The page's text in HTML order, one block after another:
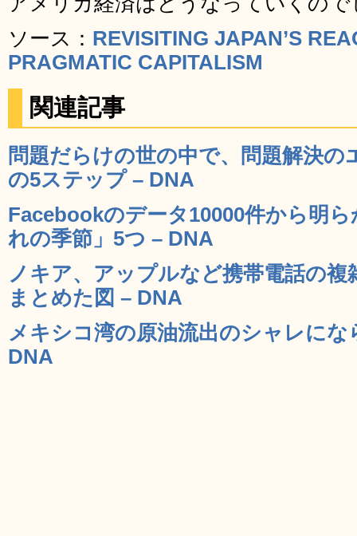
ソース： REVISITING JAPAN’S
PRAGMATIC CAPITALISM
関連記事
問題だらけの世の中で、問題解決
の5ステップ – DNA
Facebookのデータ10000件から明
れの季節」5つ – DNA
ノキア、アップルなど携帯電話の複
まとめた図 – DNA
メキシコ湾の原油流出のシャレに
DNA